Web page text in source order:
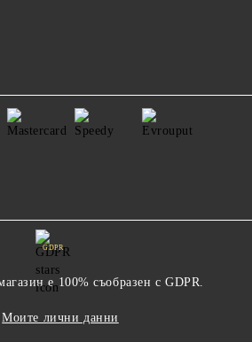
GDPR
е 100% съобразен с GDPR.
Моите лични данни